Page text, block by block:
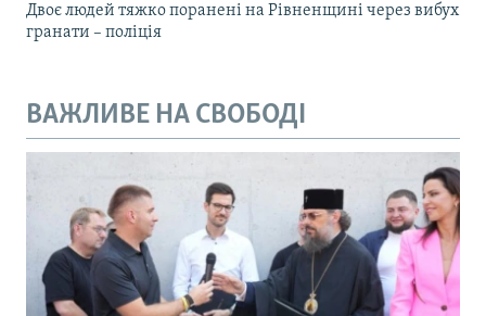
Двоє людей тяжко поранені на Рівненщині через вибух
гранати – поліція
ВАЖЛИВЕ НА СВОБОДІ